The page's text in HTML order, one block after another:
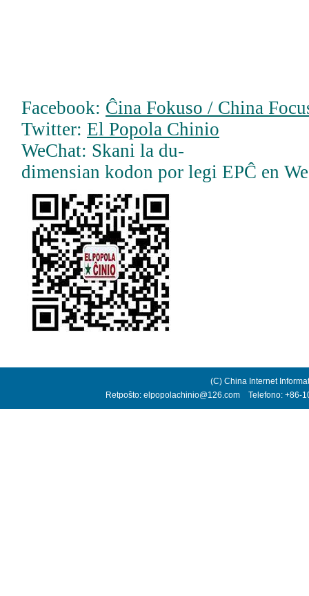
Facebook: Ĉina Fokuso / China
Twitter: El Popola Chinio
WeChat: Skani la du-
dimensian kodon por legi EPĈ en
(C) China Internet
Retpoŝto: elpopolachinio@126.com Telefono: +86-